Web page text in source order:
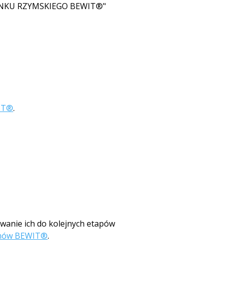
RZYMSKIEGO BEWIT®"
.
ich do kolejnych etapów
BEWIT®.